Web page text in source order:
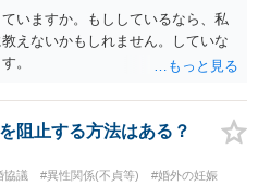
いますか。もししているなら、私
えないかもしれません。していな
。
阻止する方法はある？
協議 #異性関係(不貞等)
#婚外の妊娠